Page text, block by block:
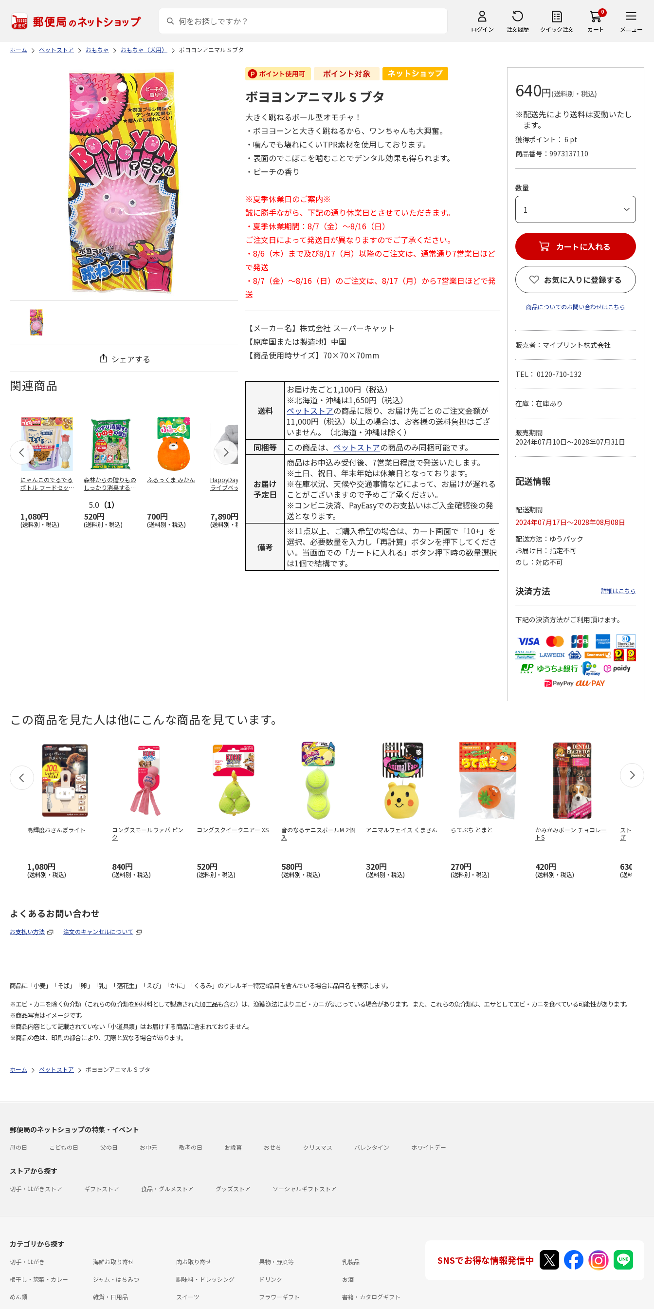
ログイン 注文履歴 クイック注文
0
カート メニュー
ホーム ペットストア おもちゃ おもちゃ（犬用） ボヨヨンアニマル S ブタ
シェアする
関連商品
にゃんこのでるでる
ボトル フードセッ
1,080円
(送料別・税込)
森林からの贈りもの
しっかり消臭するひ
5.0 （1）
520円
(送料別・税込)
ふるっくま みかん
700円
(送料別・税込)
HappyDays 2wayド
ライブベッド グレ
7,890円
(送料別・税込)
獣医師開発 ニオイ
をとる砂専用 猫ト
イレ ナチュラルグ
1,550円
(送料別・税込)
デオトイレ 飛び散
らない消臭・抗菌サ
ンド 4L
(送料別・税込)
銀のスプーン パウ
チ 健康に育つ子ね
こ用 まぐろ・かつ
おに…
(送料別・税込)
無添加良品 カムカ
ムデンタルコーン
…
(送料別・税込)
ペット線香 虹のか
なた フルーティフ
ローラルの香り
590円
(送料別・税込)
えBOX とりささ…
380円
(送料別・税込)
ボヨヨンアニマル S ブタ
大きく跳ねるボール型オモチャ！
・ボヨヨーンと大きく跳ねるから、ワンちゃんも大興奮。
・噛んでも壊れにくいTPR素材を使用しております。
・表面のでこぼこを噛むことでデンタル効果も得られます。
・ピーチの香り
※夏季休業日のご案内※
誠に勝手ながら、下記の通り休業日とさせていただきます。
・夏季休業期間：8/7（金）～8/16（日）
ご注文日によって発送日が異なりますのでご了承ください。
・8/6（木）まで及び8/17（月）以降のご注文は、通常通り7営業日ほど
で発送
・8/7（金）～8/16（日）のご注文は、8/17（月）から7営業日ほどで発
送
【メーカー名】株式会社 スーパーキャット
【原産国または製造地】中国
【商品使用時サイズ】70×70×70mm
送料
お届け先ごと1,100円（税込）
※北海道・沖縄は1,650円（税込）
ペットストアの商品に限り、お届け先ごとのご注文金額が
11,000円（税込）以上の場合は、お客様の送料負担はござ
いません。（北海道・沖縄は除く）
同梱等
この商品は、ペットストアの商品のみ同梱可能です。
お届け
予定日
商品はお申込み受付後、7営業日程度で発送いたします。
※土日、祝日、年末年始は休業日となっております。
※在庫状況、天候や交通事情などによって、お届けが遅れる
ことがございますので予めご了承ください。
※コンビニ決済、PayEasyでのお支払いはご入金確認後の発
送となります。
備考
※11点以上、ご購入希望の場合は、カート画面で「10+」を
選択、必要数量を入力し「再計算」ボタンを押下してくださ
い。当画面での「カートに入れる」ボタン押下時の数量選択
は1個で結構です。
640円(送料別・税込)
※配送先により送料は変動いたし
ます。
獲得ポイント： 6 pt
商品番号
9973137110
数量
カートに入れる
お気に入りに登録する
商品についてのお問い合わせはこちら
販売者：マイプリント株式会社
TEL： 0120-710-132
在庫：在庫あり
販売期間
2024年07月10日～2028年07月31日
配送情報
配送期間
2024年07月17日～2028年08月08日
配送方法
ゆうパック
お届け日
指定不可
のし
対応不可
決済方法 詳細はこちら
下記の決済方法がご利用頂けます。
この商品を見た人は他にこんな商品を見ています。
高輝度おさんぽライト
1,080円
(送料別・税込)
コングスモールウァバ ピン
ク
840円
(送料別・税込)
コングスクイークエアー XS
520円
(送料別・税込)
音のなるテニスボールM 2個
入
580円
(送料別・税込)
アニマルフェイス くまさん
320円
(送料別・税込)
らてぷち とまと
270円
(送料別・税込)
かみかみボーン チョコレー
トS
420円
(送料別・税込)
ストライプ
ぎ
630円
(送料別・税
よくあるお問い合わせ
お支払い方法 注文のキャンセルについて
商品に「小麦」「そば」「卵」「乳」「落花生」「えび」「かに」「くるみ」のアレルギー特定8品目を含んでいる場合に品目名を表示します。
※エビ・カニを除く魚介類（これらの魚介類を原材料として製造された加工品も含む）は、漁獲漁法によりエビ・カニが混じっている場合があります。また、これらの魚介類は、エサとしてエビ・カニを食べている可能性があります。
※商品写真はイメージです。
※商品内容として記載されていない「小道具類」はお届けする商品に含まれておりません。
※商品の色は、印刷の都合により、実際と異なる場合があります。
ホーム ペットストア ボヨヨンアニマル S ブタ
郵便局のネットショップの特集・イベント
母の日 こどもの日 父の日 お中元 敬老の日 お歳暮 おせち クリスマス バレンタイン ホワイトデー
ストアから探す
切手・はがきストア ギフトストア 食品・グルメストア グッズストア ソーシャルギフトストア
カテゴリから探す
切手・はがき 海鮮お取り寄せ 肉お取り寄せ 果物・野菜等 乳製品
梅干し・惣菜・カレー ジャム・はちみつ 調味料・ドレッシング ドリンク お酒
めん類 雑貨・日用品 スイーツ フラワーギフト 書籍・カタログギフト
SNSでお得な情報発信中